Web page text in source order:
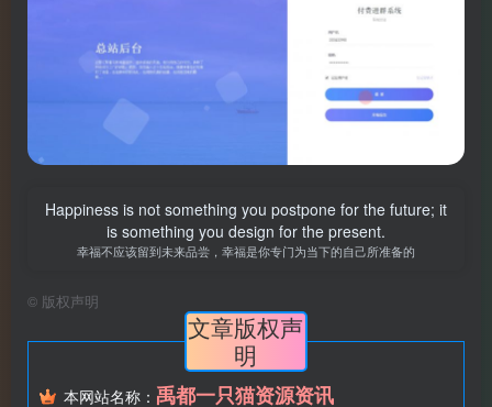
Happiness is not something you postpone for the future; it
is something you design for the present.
幸福不应该留到未来品尝，幸福是你专门为当下的自己所准备的
© 版权声明
文章版权声
明
本网站名称： 禹都一只猫资源资讯